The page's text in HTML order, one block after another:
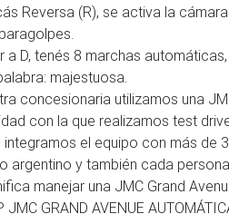
Reversa (R), se activa la
a D, tenés 8 marchas
majestuosa.
concesionaria utilizamos una
con la que realizamos test
integramos el equipo con más de
argentino y también cada
manejar una JMC Grand
JMC GRAND AVENUE